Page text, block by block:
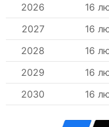
2026
16
2027
16
2028
16
2029
16
2030
16